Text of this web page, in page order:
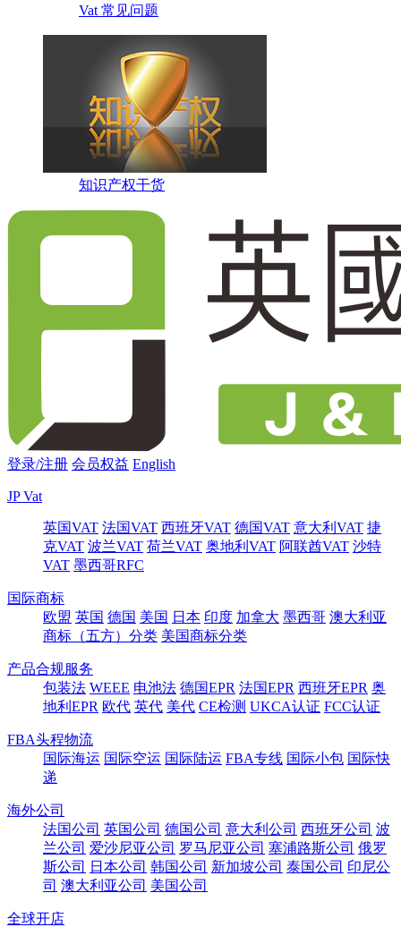
Vat 常见问题
知识产权干货
登录/注册 会员权益 English
JP Vat
英国VAT 法国VAT 西班牙VAT 德国VAT 意大利VAT 捷
克VAT 波兰VAT 荷兰VAT 奥地利VAT 阿联酋VAT 沙特
VAT 墨西哥RFC
国际商标
欧盟 英国 德国 美国 日本 印度 加拿大 墨西哥 澳大利亚
商标（五方）分类 美国商标分类
产品合规服务
包装法 WEEE 电池法 德国EPR 法国EPR 西班牙EPR 奥
地利EPR 欧代 英代 美代 CE检测 UKCA认证 FCC认证
FBA头程物流
国际海运 国际空运 国际陆运 FBA专线 国际小包 国际快
递
海外公司
法国公司 英国公司 德国公司 意大利公司 西班牙公司 波
兰公司 爱沙尼亚公司 罗马尼亚公司 塞浦路斯公司 俄罗
斯公司
日本公司 韩国公司 新加坡公司 泰国公司 印尼公
司 澳大利亚公司 美国公司
全球开店